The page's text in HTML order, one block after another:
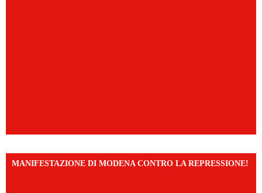
MANIFESTAZIONE DI MODENA CONTRO LA REPRESSIONE!